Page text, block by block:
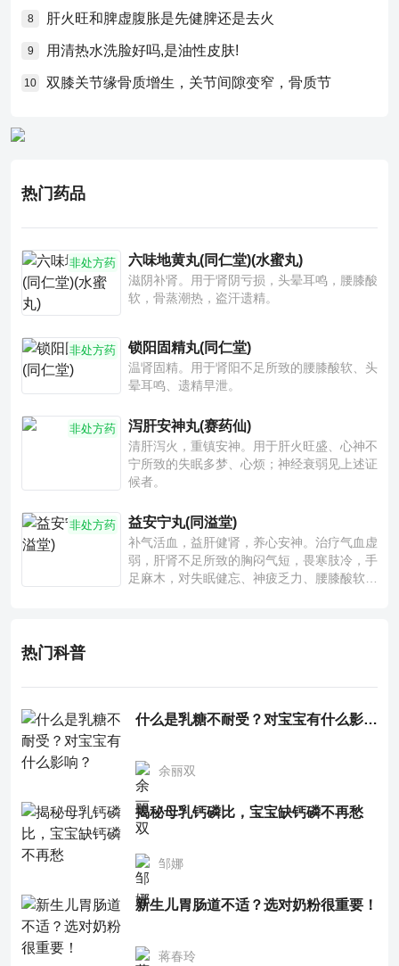
8 肝火旺和脾虚腹胀是先健脾还是去火
9 用清热水洗脸好吗,是油性皮肤!
10 双膝关节缘骨质增生，关节间隙变窄，骨质节
热门药品
非处方药 六味地黄丸(同仁堂)(水蜜丸)
滋阴补肾。用于肾阴亏损，头晕耳鸣，腰膝酸
软，骨蒸潮热，盗汗遗精。
非处方药 锁阳固精丸(同仁堂)
温肾固精。用于肾阳不足所致的腰膝酸软、头
晕耳鸣、遗精早泄。
非处方药 泻肝安神丸(赛药仙)
清肝泻火，重镇安神。用于肝火旺盛、心神不
宁所致的失眠多梦、心烦；神经衰弱见上述证
候者。
非处方药 益安宁丸(同溢堂)
补气活血，益肝健肾，养心安神。治疗气血虚
弱，肝肾不足所致的胸闷气短，畏寒肢冷，手
足麻木，对失眠健忘、神疲乏力、腰膝酸软也
热门科普
什么是乳糖不耐受？对宝宝有什么影响？
余丽双
揭秘母乳钙磷比，宝宝缺钙磷不再愁
邹娜
新生儿胃肠道不适？选对奶粉很重要！
蒋春玲